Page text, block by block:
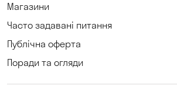
Магазини
Часто задавані питання
Публічна оферта
Поради та огляди